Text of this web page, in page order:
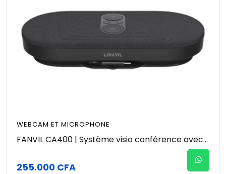
WEBCAM ET MICROPHONE
FANVIL CA400 | Système visio conférence avec caméra - Haut-parleur (8 microphones ) avec réduction de bruit et Webcam 4K
255.000 CFA